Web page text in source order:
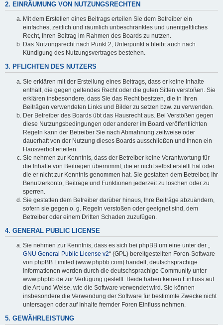
2. EINRÄUMUNG VON NUTZUNGSRECHTEN
Mit dem Erstellen eines Beitrags erteilen Sie dem Betreiber ein
einfaches, zeitlich und räumlich unbeschränktes und unentgeltliches
Recht, Ihren Beitrag im Rahmen des Boards zu nutzen.
Das Nutzungsrecht nach Punkt 2, Unterpunkt a bleibt auch nach
Kündigung des Nutzungsvertrages bestehen.
3. PFLICHTEN DES NUTZERS
Sie erklären mit der Erstellung eines Beitrags, dass er keine Inhalte
enthält, die gegen geltendes Recht oder die guten Sitten verstoßen. Sie
erklären insbesondere, dass Sie das Recht besitzen, die in Ihren
Beiträgen verwendeten Links und Bilder zu setzen bzw. zu verwenden.
Der Betreiber des Boards übt das Hausrecht aus. Bei Verstößen gegen
diese Nutzungsbedingungen oder anderer im Board veröffentlichten
Regeln kann der Betreiber Sie nach Abmahnung zeitweise oder
dauerhaft von der Nutzung dieses Boards ausschließen und Ihnen ein
Hausverbot erteilen.
Sie nehmen zur Kenntnis, dass der Betreiber keine Verantwortung für
die Inhalte von Beiträgen übernimmt, die er nicht selbst erstellt hat oder
die er nicht zur Kenntnis genommen hat. Sie gestatten dem Betreiber, Ihr
Benutzerkonto, Beiträge und Funktionen jederzeit zu löschen oder zu
sperren.
Sie gestatten dem Betreiber darüber hinaus, Ihre Beiträge abzuändern,
sofern sie gegen o. g. Regeln verstoßen oder geeignet sind, dem
Betreiber oder einem Dritten Schaden zuzufügen.
4. GENERAL PUBLIC LICENSE
Sie nehmen zur Kenntnis, dass es sich bei phpBB um eine unter der „
GNU General Public License v2“ (GPL) bereitgestellten Foren-Software
von phpBB Limited (www.phpbb.com) handelt; deutschsprachige
Informationen werden durch die deutschsprachige Community unter
www.phpbb.de zur Verfügung gestellt. Beide haben keinen Einfluss auf
die Art und Weise, wie die Software verwendet wird. Sie können
insbesondere die Verwendung der Software für bestimmte Zwecke nicht
untersagen oder auf Inhalte fremder Foren Einfluss nehmen.
5. GEWÄHRLEISTUNG